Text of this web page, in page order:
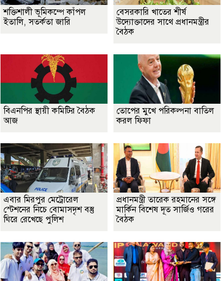
শক্তিশালী ভূমিকম্পে কাঁপল
ইতালি, সতর্কতা জারি
বেসরকারি খাতের শীর্ষ
উদ্যোক্তাদের সাথে প্রধানমন্ত্রীর
বৈঠক
বিএনপির স্থায়ী কমিটির বৈঠক
আজ
তোপের মুখে পরিকল্পনা বাতিল
করল ফিফা
এবার মিরপুর মেট্রোরেল
স্টেশনের নিচে বোমাসদৃশ বস্তু
ঘিরে রেখেছে পুলিশ
প্রধানমন্ত্রী তারেক রহমানের সঙ্গে
মার্কিন বিশেষ দূত সার্জিও গরের
বৈঠক